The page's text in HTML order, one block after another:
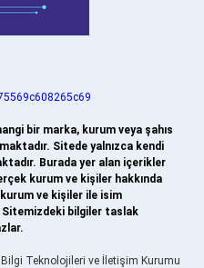
bir marka, kurum veya şahıs
Sitede yalnızca kendi
Burada yer alan içerikler
kurum ve kişiler hakkında
kurum ve kişiler ile isim
bilgiler taslak
Bilgi Teknolojileri ve İletişim Kurumu